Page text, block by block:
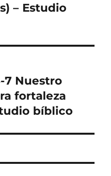
– Estudio
7 Nuestro
fortaleza
bíblico